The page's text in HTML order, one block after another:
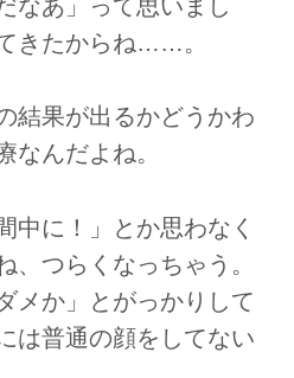
なあ」って思いまし
きたからね……。
結果が出るかどうかわ
なんだよね。
中に！」とか思わなく
、つらくなっちゃう。
メか」とがっかりして
は普通の顔をしてない